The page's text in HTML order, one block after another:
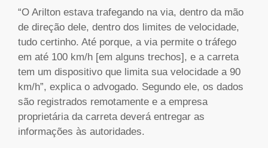
“O Arilton estava trafegando na via, dentro da mão
de direção dele, dentro dos limites de velocidade,
tudo certinho. Até porque, a via permite o tráfego
em até 100 km/h [em alguns trechos], e a carreta
tem um dispositivo que limita sua velocidade a 90
km/h”, explica o advogado. Segundo ele, os dados
são registrados remotamente e a empresa
proprietária da carreta deverá entregar as
informações às autoridades.